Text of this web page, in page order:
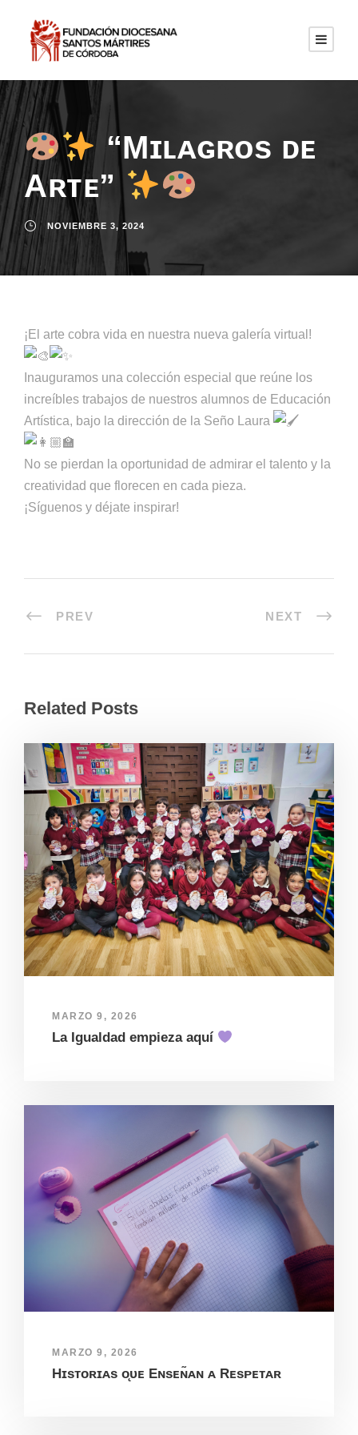
“Mɪʟᴀɢʀᴏs ᴅᴇ
Aʀᴛᴇ”
NOVIEMBRE 3, 2024
¡El arte cobra vida en nuestra nueva galería virtual!
Inauguramos una colección especial que reúne los
increíbles trabajos de nuestros alumnos de Educación
Artística, bajo la dirección de la Seño Laura
No se pierdan la oportunidad de admirar el talento y la
creatividad que florecen en cada pieza.
¡Síguenos y déjate inspirar!
PREV NEXT
Related Posts
MARZO 9, 2026
La Igualdad empieza aquí
MARZO 9, 2026
Hɪsᴛᴏʀɪᴀs ᴏ̨ᴜᴇ Eɴsᴇɴ̃ᴀɴ ᴀ Rᴇsᴘᴇᴛᴀʀ